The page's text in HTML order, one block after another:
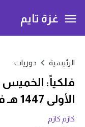
غزة تايم
الرئيسية دوريات
الأولى 1447 هـ في المغرب
كازم كازم